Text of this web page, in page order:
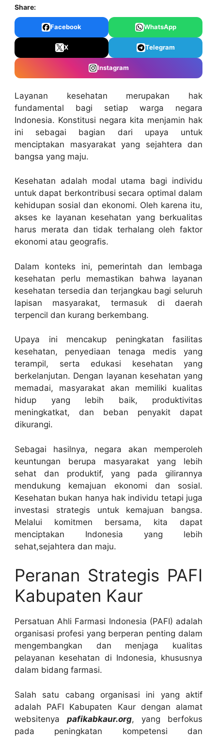
Share:
Facebook WhatsApp
X Telegram
Instagram
Layanan kesehatan merupakan hak
fundamental bagi setiap warga negara
Indonesia. Konstitusi negara kita menjamin hak
ini sebagai bagian dari upaya untuk
menciptakan masyarakat yang sejahtera dan
bangsa yang maju.
Kesehatan adalah modal utama bagi individu
untuk dapat berkontribusi secara optimal dalam
kehidupan sosial dan ekonomi. Oleh karena itu,
akses ke layanan kesehatan yang berkualitas
harus merata dan tidak terhalang oleh faktor
ekonomi atau geografis.
Dalam konteks ini, pemerintah dan lembaga
kesehatan perlu memastikan bahwa layanan
kesehatan tersedia dan terjangkau bagi seluruh
lapisan masyarakat, termasuk di daerah
terpencil dan kurang berkembang.
Upaya ini mencakup peningkatan fasilitas
kesehatan, penyediaan tenaga medis yang
terampil, serta edukasi kesehatan yang
berkelanjutan. Dengan layanan kesehatan yang
memadai, masyarakat akan memiliki kualitas
hidup yang lebih baik, produktivitas
meningkatkat, dan beban penyakit dapat
dikurangi.
Sebagai hasilnya, negara akan memperoleh
keuntungan berupa masyarakat yang lebih
sehat dan produktif, yang pada gilirannya
mendukung kemajuan ekonomi dan sosial.
Kesehatan bukan hanya hak individu tetapi juga
investasi strategis untuk kemajuan bangsa.
Melalui komitmen bersama, kita dapat
menciptakan Indonesia yang lebih
sehat,sejahtera dan maju.
Peranan Strategis PAFI
Kabupaten Kaur
Persatuan Ahli Farmasi Indonesia (PAFI) adalah
organisasi profesi yang berperan penting dalam
mengembangkan dan menjaga kualitas
pelayanan kesehatan di Indonesia, khususnya
dalam bidang farmasi.
Salah satu cabang organisasi ini yang aktif
adalah PAFI Kabupaten Kaur dengan alamat
websitenya pafikabkaur.org, yang berfokus
pada peningkatan kompetensi dan